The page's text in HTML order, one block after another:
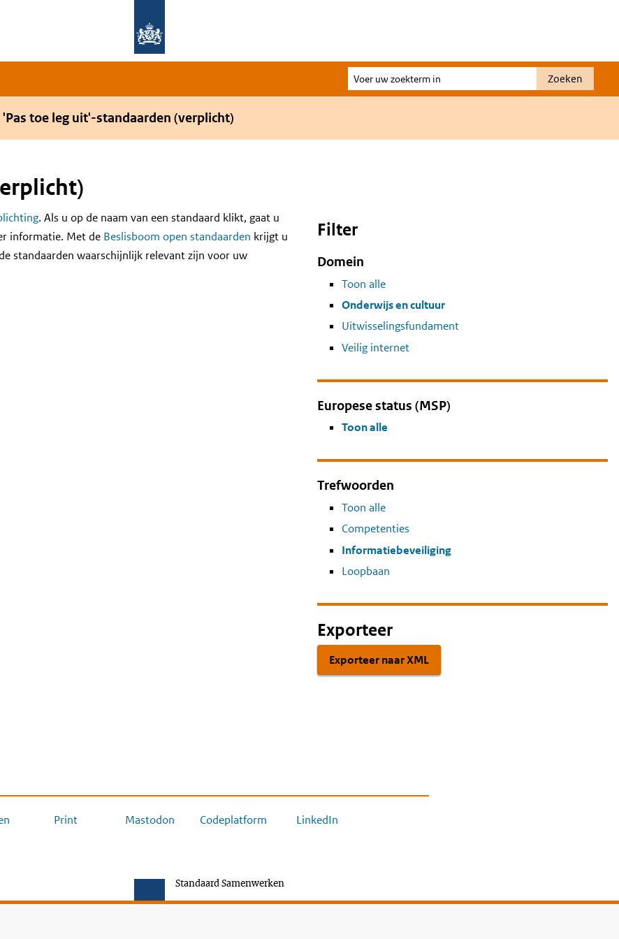
Voer
uw
Zoeken
'Pas toe leg uit'-standaarden (verplicht)
. Als u op de naam van een standaard klikt, gaat u
informatie. Met de Beslisboom open standaarden krijgt u
standaarden waarschijnlijk relevant zijn voor uw
Filter
Domein
Toon alle
Onderwijs en cultuur
Uitwisselingsfundament
Veilig internet
Europese status (MSP)
Toon alle
Trefwoorden
Toon alle
Competenties
Informatiebeveiliging
Loopbaan
Exporteer
Exporteer naar XML
Print Mastodon Codeplatform LinkedIn
Standaard Samenwerken